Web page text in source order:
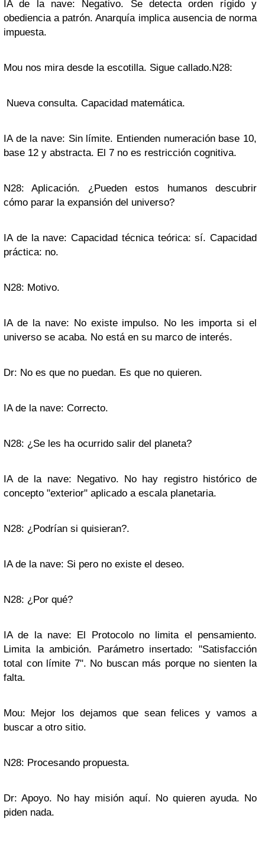
IA de la nave: Negativo. Se detecta orden rígido y
obediencia a patrón. Anarquía implica ausencia de norma
impuesta.
Mou nos mira desde la escotilla. Sigue callado.N28:
Nueva consulta. Capacidad matemática.
IA de la nave: Sin límite. Entienden numeración base 10,
base 12 y abstracta. El 7 no es restricción cognitiva.
N28: Aplicación. ¿Pueden estos humanos descubrir
cómo parar la expansión del universo?
IA de la nave: Capacidad técnica teórica: sí. Capacidad
práctica: no.
N28: Motivo.
IA de la nave: No existe impulso. No les importa si el
universo se acaba. No está en su marco de interés.
Dr: No es que no puedan. Es que no quieren.
IA de la nave: Correcto.
N28: ¿Se les ha ocurrido salir del planeta?
IA de la nave: Negativo. No hay registro histórico de
concepto "exterior" aplicado a escala planetaria.
N28: ¿Podrían si quisieran?.
IA de la nave: Si pero no existe el deseo.
N28: ¿Por qué?
IA de la nave: El Protocolo no limita el pensamiento.
Limita la ambición. Parámetro insertado: "Satisfacción
total con límite 7". No buscan más porque no sienten la
falta.
Mou: Mejor los dejamos que sean felices y vamos a
buscar a otro sitio.
N28: Procesando propuesta.
Dr: Apoyo. No hay misión aquí. No quieren ayuda. No
piden nada.